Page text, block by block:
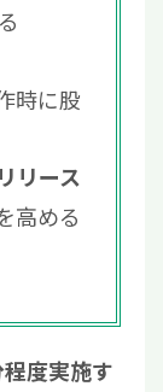
時に股
リース
高める
度実施す